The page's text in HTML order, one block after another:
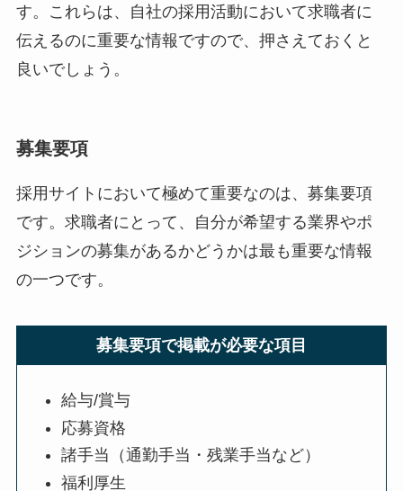
す。これらは、自社の採用活動において求職者に
伝えるのに重要な情報ですので、押さえておくと
良いでしょう。
募集要項
採用サイトにおいて極めて重要なのは、募集要項
です。求職者にとって、自分が希望する業界やポ
ジションの募集があるかどうかは最も重要な情報
の一つです。
募集要項で掲載が必要な項目
給与/賞与
応募資格
諸手当（通勤手当・残業手当など）
福利厚生